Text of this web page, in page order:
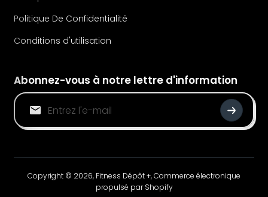
Politique De Confidentialité
Conditions d'utilisation
Abonnez-vous à notre lettre d'information
Copyright © 2026, Fitness Dépôt +,Commerce électronique
propulsé par Shopify